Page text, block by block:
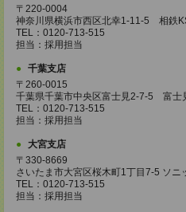
〒220-0004
神奈川県横浜市西区北幸1-11-5 相鉄
TEL：0120-713-515
担当：採用担当
千葉支店
〒260-0015
千葉県千葉市中央区富士見2-7-5 富士
TEL：0120-713-515
担当：採用担当
大宮支店
〒330-8669
さいたま市大宮区桜木町1丁目7-5 ソニ
TEL：0120-713-515
担当：採用担当